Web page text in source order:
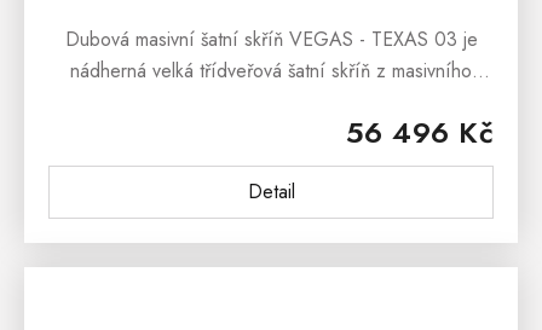
56 496 Kč
Detail
Dubová masivní šatní skříň VEGAS - TEXAS 03 je
nádherná velká třídveřová šatní skříň z masivního
dominantou každé moderní ložnice....